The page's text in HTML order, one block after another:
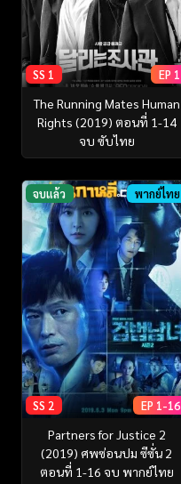
SS 1 EP 1
The Running Mates Human
Rights (2019) ตอนที่ 1-14
จบ ซับไทย
จบแล้ว พากย์ไทย
SS 2 EP 1-16
Partners for Justice 2
(2019) ศพซ่อนปม ซีซั่น 2
ตอนที่ 1-16 จบ พากย์ไทย